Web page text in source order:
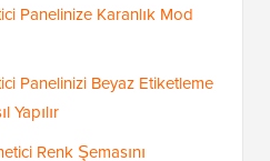
Panelinize Karanlık Mod
Panelinizi Beyaz Etiketleme
Yapılır
Renk Şemasını